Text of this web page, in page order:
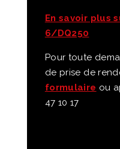
En savoir plus
6/DQ250
Pour toute
de prise de
formulaire ou
47 10 17